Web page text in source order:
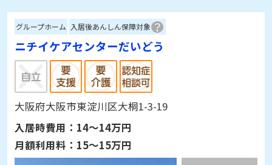
グループホーム 入居後あんしん保障対象
ニチイケアセンターだいどう
大阪府大阪市東淀川区大桐1-3-19
入居時費用： 14～14万円
月額利用料： 15～15万円